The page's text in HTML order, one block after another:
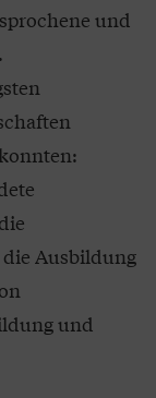
und
Ausbildung
und